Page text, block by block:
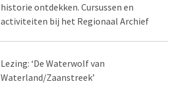
historie ontdekken. Cursussen en
activiteiten bij het Regionaal Archief
Lezing: ‘De Waterwolf van
Waterland/Zaanstreek’